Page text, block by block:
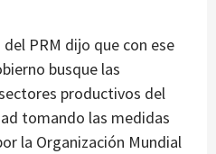
PRM dijo que con ese
busque las
productivos del
tomando las medidas
la Organización Mundial